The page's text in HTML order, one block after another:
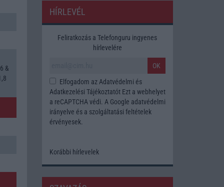
&
HÍRLEVÉL
Feliratkozás a Telefonguru ingyenes
hírlevelére
OK
Elfogadom az Adatvédelmi és
Adatkezelési TájékoztatótEzt a webhelyet
a reCAPTCHA védi. A Google adatvédelmi
irányelve és a szolgáltatási feltételek
érvényesek.
Korábbi hírlevelek